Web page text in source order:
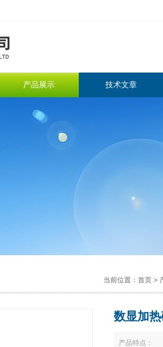
产品展示 技术文章
当前位置： 首页 >
数显加
产品特点：